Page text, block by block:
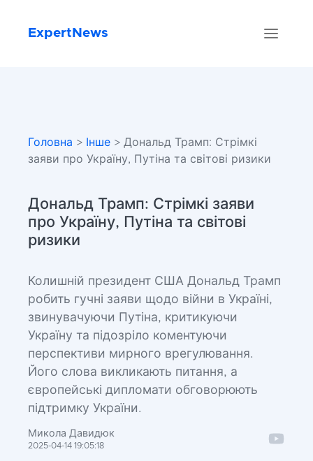
ExpertNews
Головна > Інше > Дональд Трамп: Стрімкі
заяви про Україну, Путіна та світові ризики
Дональд Трамп: Стрімкі заяви
про Україну, Путіна та світові
ризики
Колишній президент США Дональд Трамп
робить гучні заяви щодо війни в Україні,
звинувачуючи Путіна, критикуючи
Україну та підозріло коментуючи
перспективи мирного врегулювання.
Його слова викликають питання, а
європейські дипломати обговорюють
підтримку України.
Микола Давидюк
2025-04-14 19:05:18